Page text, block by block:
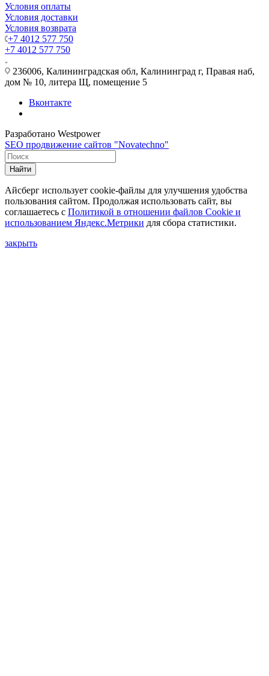
Условия оплаты
Условия доставки
Условия возврата
+7 4012 577 750
+7 4012 577 750
236006, Калининградская обл, Калининград г, Правая наб,
дом № 10, литера Щ, помещение 5
Вконтакте
Разработано Westpower
SEO продвижение сайтов "Novatechno"
Найти
Айсберг использует cookie-файлы для улучшения удобства
пользования сайтом. Продолжая использовать сайт, вы
соглашаетесь с Политикой в отношении файлов Сookie и
использованием Яндекс.Метрики для сбора статистики.
закрыть